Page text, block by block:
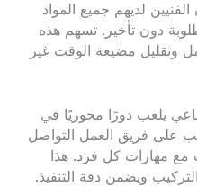
لديهم جميع المواد
دون تأخير. تسهم هذه
وتقليل مضيعة الوقت غير
يلعب دورًا محوريًا في
على فريق العمل التواصل
مع مهارات كل فرد. هذا
ويضمن دقة التنفيذ.